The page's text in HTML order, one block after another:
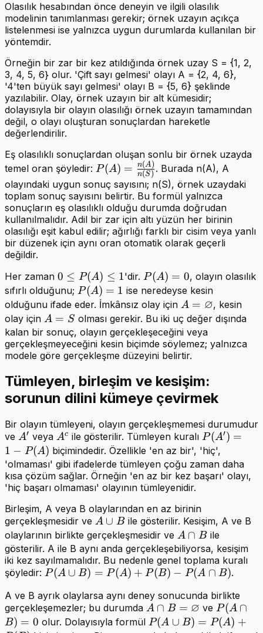
Olasılık hesabından önce deneyin ve ilgili olasılık
modelinin tanımlanması gerekir; örnek uzayın açıkça
listelenmesi ise yalnızca uygun durumlarda kullanılan bir
yöntemdir.
Örneğin bir zar bir kez atıldığında örnek uzay S = {1, 2,
3, 4, 5, 6} olur. 'Çift sayı gelmesi' olayı A = {2, 4, 6},
'4'ten büyük sayı gelmesi' olayı B = {5, 6} şeklinde
yazılabilir. Olay, örnek uzayın bir alt kümesidir;
dolayısıyla bir olayın olasılığı örnek uzayın tamamından
değil, o olayı oluşturan sonuçlardan hareketle
değerlendirilir.
Eş olasılıklı sonuçlardan oluşan sonlu bir örnek uzayda
temel oran şöyledir: P(A)=\frac{n(A)}
{n(S)}
P(A) = n(S)
n(A) . Burada n(A), A
olayındaki uygun sonuç sayısını; n(S), örnek uzaydaki
toplam sonuç sayısını belirtir. Bu formül yalnızca
sonuçların eş olasılıklı olduğu durumda doğrudan
kullanılmalıdır. Adil bir zar için altı yüzün her birinin
olasılığı eşit kabul edilir; ağırlığı farklı bir cisim veya yanlı
bir düzenek için aynı oran otomatik olarak geçerli
değildir.
Her zaman 0\le
P(A)\le
1
0 ≤ P(A) ≤ 1'dir. P(A)=0
P(A) = 0, olayın olasılık
sıfırlı olduğunu; P(A)=1
P(A) = 1 ise neredeyse kesin
olduğunu ifade eder. İmkânsız olay için A=\varnothing
A = ∅, kesin
olay için A=S
A = S olması gerekir. Bu iki uç değer dışında
kalan bir sonuç, olayın gerçekleşeceğini veya
gerçekleşmeyeceğini kesin biçimde söylemez; yalnızca
modele göre gerçekleşme düzeyini belirtir.
Tümleyen, birleşim ve kesişim:
sorunun dilini kümeye çevirmek
Bir olayın tümleyeni, olayın gerçekleşmemesi durumudur
ve A'
A′ veya A^c
Ac ile gösterilir. Tümleyen kuralı P(A')=1-
P(A)
P(A′) =
1 − P(A) biçimindedir. Özellikle 'en az bir', 'hiç',
'olmaması' gibi ifadelerde tümleyen çoğu zaman daha
kısa çözüm sağlar. Örneğin 'en az bir kez başarı' olayı,
'hiç başarı olmaması' olayının tümleyenidir.
Birleşim, A veya B olaylarından en az birinin
gerçekleşmesidir ve A\cup
B
A ∪ Bile gösterilir. Kesişim, A ve B
olaylarının birlikte gerçekleşmesidir ve A\cap
B
A ∩ Bile
gösterilir. A ile B aynı anda gerçekleşebiliyorsa, kesişim
iki kez sayılmamalıdır. Bu nedenle genel toplama kuralı
şöyledir: P(A\cup
P(A\cap B)
P(A ∪ B) = P(A) + P(B) − P(A ∩ B).
A ve B ayrık olaylarsa aynı deney sonucunda birlikte
gerçekleşemezler; bu durumda A\cap
B=\varnothing
A ∩ B = ∅ veP(A\cap
B)=0
P (A ∩
B) = 0 olur. Dolayısıyla formül P(A\cup
P(A ∪ B) = P(A) +